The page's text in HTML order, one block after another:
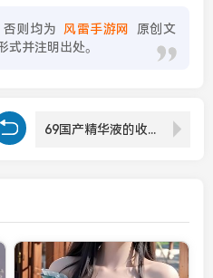
则均为 风雷手游网
原创文
式并注明出处。
69国产精华液的收藏价值分析及市场前景